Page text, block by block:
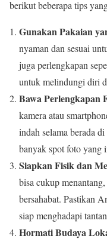
berikut beberapa tips
Gunakan Pakaian
nyaman dan sesuai
juga perlengkapan
untuk melindungi diri
Bawa Perlengkapan
kamera atau
indah selama berada
banyak spot foto yang
Siapkan Fisik dan
bisa cukup
bersahabat. Pastikan
siap menghadapi
Hormati Budaya